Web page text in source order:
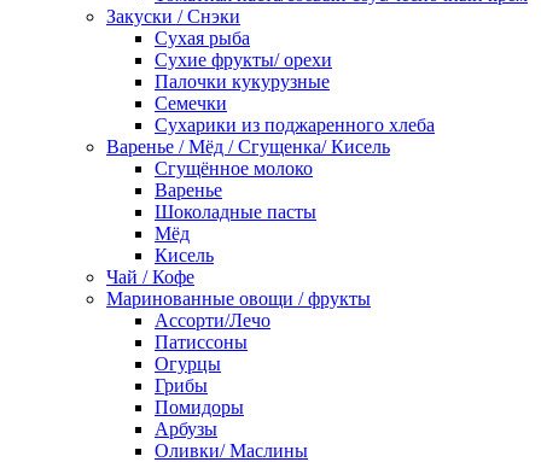
Закуски / Снэки
Сухая рыба
Сухие фрукты/ орехи
Палочки кукурузные
Семечки
Сухарики из поджаренного хлеба
Варенье / Мёд / Сгущенка/ Кисель
Сгущённое молоко
Варенье
Шоколадные пасты
Мёд
Кисель
Чай / Кофе
Маринованные овощи / фрукты
Ассорти/Лечо
Патиссоны
Огурцы
Грибы
Помидоры
Арбузы
Оливки/ Маслины